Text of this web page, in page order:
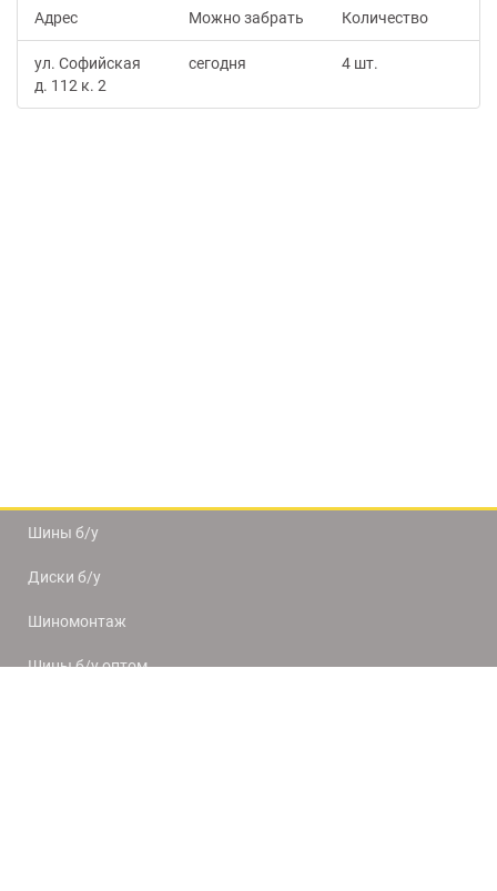
Адрес Можно забрать Количество
ул. Софийская
д. 112 к. 2
сегодня 4 шт.
Шины б/у
Диски б/у
Шиномонтаж
Шины б/у оптом